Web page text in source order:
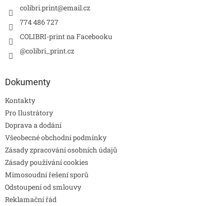
colibri.print@email.cz
774 486 727
COLIBRI-print na Facebooku
@colibri_print.cz
Dokumenty
Kontakty
Pro Ilustrátory
Doprava a dodání
Všeobecné obchodní podmínky
Zásady zpracování osobních údajů
Zásady používání cookies
Mimosoudní řešení sporů
Odstoupení od smlouvy
Reklamační řád